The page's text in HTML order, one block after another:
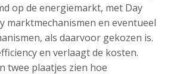
op de energiemarkt, met Day
marktmechanismen en eventueel
als daarvoor gekozen is.
en verlaagt de kosten.
twee plaatjes zien hoe